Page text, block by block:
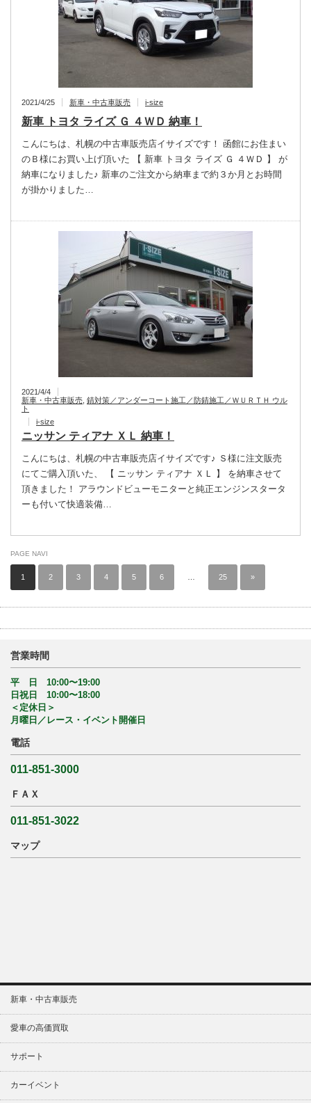
2021/4/25 新車・中古車販売 i-size
新車 トヨタ ライズ Ｇ ４ＷＤ 納車！
こんにちは、札幌の中古車販売店イサイズです！ 函館にお住まい
のＢ様にお買い上げ頂いた 【 新車 トヨタ ライズ Ｇ ４ＷＤ 】 が
納車になりました♪ 新車のご注文から納車まで約３か月とお時間
が掛かりました…
2021/4/4
新車・中古車販売 錆対策／アンダーコート施工／防錆施工／ＷＵＲＴＨ ウル
ト
i-size
ニッサン ティアナ ＸＬ 納車！
こんにちは、札幌の中古車販売店イサイズです♪ Ｓ様に注文販売
にてご購入頂いた、 【 ニッサン ティアナ ＸＬ 】 を納車させて
頂きました！ アラウンドビューモニターと純正エンジンスタータ
ーも付いて快適装備…
PAGE NAVI
1 2 3 4 5 6 25 »
営業時間
平 日 10:00〜19:00
日祝日 10:00〜18:00
＜定休日＞
月曜日／レース・イベント開催日
電話
011-851-3000
ＦＡＸ
011-851-3022
マップ
新車・中古車販売
愛車の高価買取
サポート
カーイベント